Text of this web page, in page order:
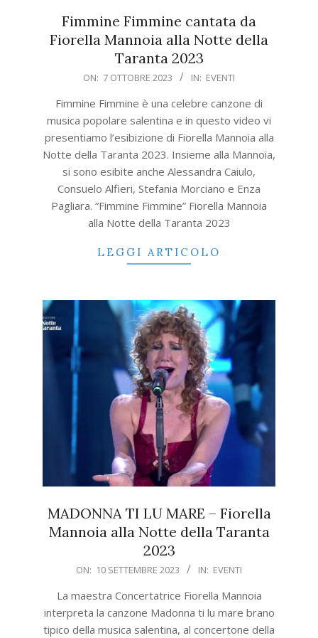
Fimmine Fimmine cantata da
Fiorella Mannoia alla Notte della
Taranta 2023
ON: 7 OTTOBRE 2023 IN: EVENTI
Fimmine Fimmine è una celebre canzone di
musica popolare salentina e in questo video vi
presentiamo l’esibizione di Fiorella Mannoia alla
Notte della Taranta 2023. Insieme alla Mannoia,
si sono esibite anche Alessandra Caiulo,
Consuelo Alfieri, Stefania Morciano e Enza
Pagliara. “Fimmine Fimmine” Fiorella Mannoia
alla Notte della Taranta 2023
LEGGI ARTICOLO
MADONNA TI LU MARE – Fiorella
Mannoia alla Notte della Taranta
2023
ON: 10 SETTEMBRE 2023 IN: EVENTI
La maestra Concertatrice Fiorella Mannoia
interpreta la canzone Madonna ti lu mare brano
tipico della musica salentina, al concertone della